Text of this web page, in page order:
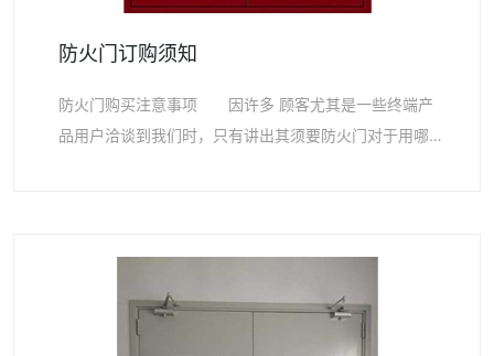
防火门订购须知
防火门购买注意事项 因许多 顾客尤其是一些终端产
品用户洽谈到我们时，只有讲出其须要防火门对于用哪些